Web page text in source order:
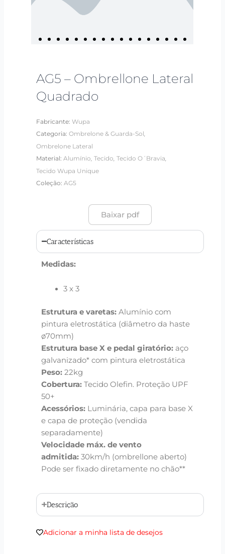
AG5 – Ombrellone Lateral
Quadrado
Fabricante:Wupa
Categoria:Ombrelone & Guarda-Sol,
Ombrelone Lateral
Material:Alumínio, Tecido, Tecido O´Bravia,
Tecido Wupa Unique
Coleção:AG5
Baixar pdf
Características
Medidas:
3 x 3
Estrutura e varetas:Alumínio com
pintura eletrostática (diâmetro da haste
ø70mm)
Estrutura base X e pedal giratório: aço
galvanizado* com pintura eletrostática
Peso: 22kg
Cobertura:Tecido Olefin. Proteção UPF
50+
Acessórios: Luminária, capa para base X
e capa de proteção (vendida
separadamente)
Velocidade máx. de vento
admitida: 30km/h (ombrellone aberto)
Pode ser fixado diretamente no chão**
Descrição
Adicionar a minha lista de desejos